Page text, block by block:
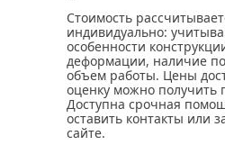
Стоимость
индивидуально:
особенности
деформации, наличие
объем работы. Цены
оценку можно получить
Доступна срочная
оставить контакты или
сайте.